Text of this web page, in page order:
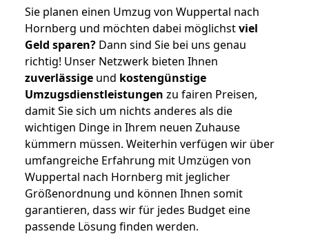
Sie planen einen Umzug von Wuppertal nach
Hornberg und möchten dabei möglichstviel
Geld sparen? Dann sind Sie bei uns genau
richtig! Unser Netzwerk bieten Ihnen
zuverlässige und kostengünstige
Umzugsdienstleistungen zu fairen Preisen,
damit Sie sich um nichts anderes als die
wichtigen Dinge in Ihrem neuen Zuhause
kümmern müssen. Weiterhin verfügen wir über
umfangreiche Erfahrung mit Umzügen von
Wuppertal nach Hornberg mit jeglicher
Größenordnung und können Ihnen somit
garantieren, dass wir für jedes Budget eine
passende Lösung finden werden.